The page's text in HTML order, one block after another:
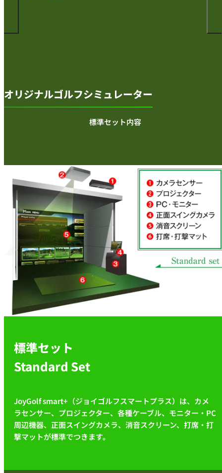
オリジナルゴルフシミュレーター
標準セット内容
標準セット
Standard Set
JoyGolf smart+（ジョイゴルフスマートプラス）は、カメ
ラセンサー、プロジェクター、各種ケーブル、モニター・PC
周辺機器、正面スイングカメラ、消音スクリーン、打席・打
撃マットが標準でつきます。